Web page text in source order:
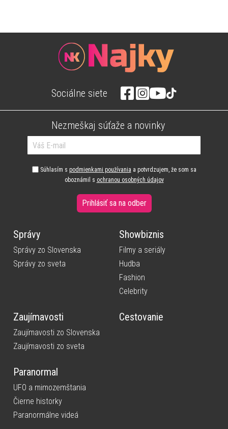
Sociálne siete
Nezmeškaj súťaže a novinky
Súhlasím s podmienkami používania a potvrdzujem, že som sa
oboznámil s ochranou osobných údajov
Prihlásiť sa na odber
Správy
Správy zo Slovenska
Správy zo sveta
Showbiznis
Filmy a seriály
Hudba
Fashion
Celebrity
Zaujímavosti
Zaujímavosti zo Slovenska
Zaujímavosti zo sveta
Cestovanie
Paranormal
UFO a mimozemštania
Čierne historky
Paranormálne videá